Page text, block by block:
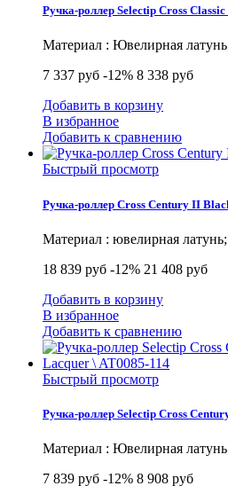
Ручка-роллер Selectip Cross
Материал : Ювелирная
7 337 руб -12% 8 338 руб
Добавить в корзину
В избранное
Добавить к сравнению
Быстрый просмотр
Ручка-роллер Cross Century II
Материал : ювелирная
18 839 руб -12% 21 408 руб
Добавить в корзину
В избранное
Добавить к сравнению
Быстрый просмотр
Ручка-роллер Selectip Cross
Материал : Ювелирная
7 839 руб -12% 8 908 руб